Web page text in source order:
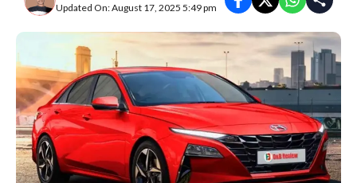
Updated On: August 17, 2025 5:49 pm